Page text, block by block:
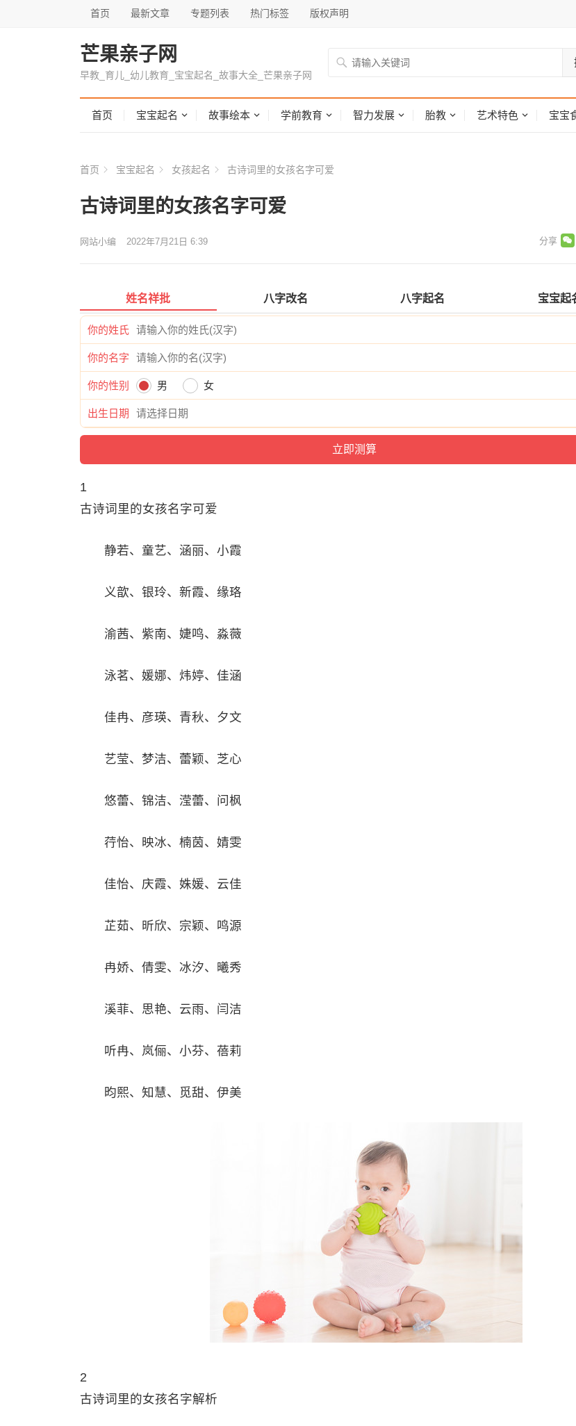
首页 最新文章 专题列表 热门标签 版权声明
芒果亲子网
早教_育儿_幼儿教育_宝宝起名_故事大全_芒果亲子网
首页 宝宝起名 故事绘本 学前教育 智力发展 胎教 艺术特色 宝宝
首页 宝宝起名 女孩起名 古诗词里的女孩名字可爱
古诗词里的女孩名字可爱
网站小编 2022年7月21日 6:39
姓名祥批 八字改名 八字起名 宝宝起
你的姓氏
你的名字
你的性别 男 女
出生日期
1
古诗词里的女孩名字可爱
静若、童艺、涵丽、小霞
义歆、银玲、新霞、缘珞
渝茜、紫南、婕鸣、淼薇
泳茗、媛娜、炜婷、佳涵
佳冉、彦瑛、青秋、夕文
艺莹、梦洁、蕾颖、芝心
悠蕾、锦洁、滢蕾、问枫
荇怡、映冰、楠茵、婧雯
佳怡、庆霞、姝媛、云佳
芷茹、昕欣、宗颖、鸣源
冉娇、倩雯、冰汐、曦秀
溪菲、思艳、云雨、闫洁
听冉、岚俪、小芬、蓓莉
昀熙、知慧、觅甜、伊美
2
古诗词里的女孩名字解析